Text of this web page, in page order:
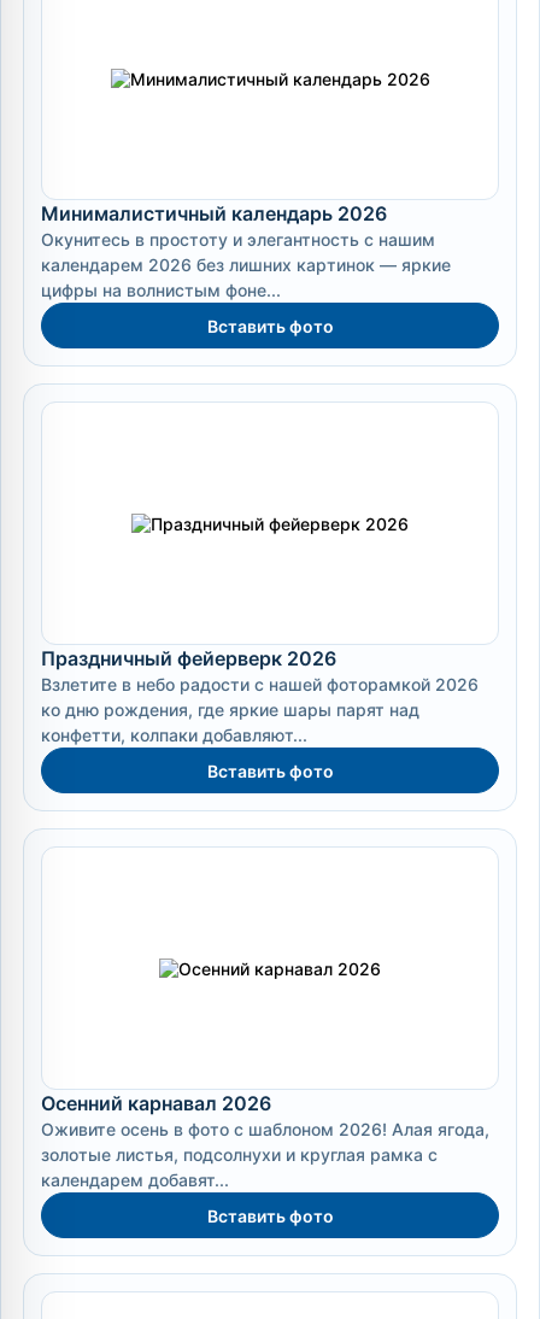
Минималистичный календарь 2026
Окунитесь в простоту и элегантность с нашим
календарем 2026 без лишних картинок — яркие
цифры на волнистым фоне...
Вставить фото
Праздничный фейерверк 2026
Взлетите в небо радости с нашей фоторамкой 2026
ко дню рождения, где яркие шары парят над
конфетти, колпаки добавляют...
Вставить фото
Осенний карнавал 2026
Оживите осень в фото с шаблоном 2026! Алая ягода,
золотые листья, подсолнухи и круглая рамка с
календарем добавят...
Вставить фото